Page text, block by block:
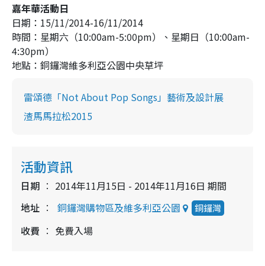
嘉年華活動日
日期：15/11/2014-16/11/2014
時間：星期六（10:00am-5:00pm）、星期日（10:00am-
4:30pm）
地點：銅鑼灣維多利亞公園中央草坪
雷頌德「Not About Pop Songs」藝術及設計展
渣馬馬拉松2015
活動資訊
日期
2014年11月15日 - 2014年11月16日 期間
地址
銅鑼灣購物區及維多利亞公園 銅鑼灣
收費 免費入場